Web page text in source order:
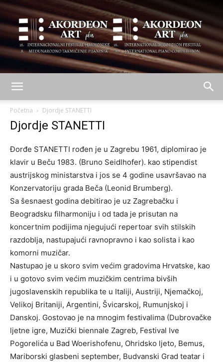
plus
Početna Djordje STANETTI
Djordje STANETTI
Đorđe STANETTI rođen je u Zagrebu 1961, diplomirao je
klavir u Beču 1983. (Bruno Seidlhofer). kao stipendist
austrijskog ministarstva i jos se 4 godine usavršavao na
Konzervatoriju grada Beča (Leonid Brumberg).
Sa šesnaest godina debitirao je uz Zagrebačku i
Beogradsku filharmoniju i od tada je prisutan na
koncertnim podijima njegujući repertoar svih stilskih
razdoblja, nastupajući ravnopravno i kao solista i kao
komorni muzičar.
Nastupao je u skoro svim većim gradovima Hrvatske, kao
i u gotovo svim većim muzičkim centrima bivših
jugoslavenskih republika te u Italiji, Austriji, Njemačkoj,
Velikoj Britaniji, Argentini, Švicarskoj, Rumunjskoj i
Danskoj. Gostovao je na mnogim festivalima (Dubrovačke
ljetne igre, Muzički biennale Zagreb, Festival Ive
Pogorelića u Bad Woerishofenu, Ohridsko ljeto, Bemus,
Mariborski glasbeni september, Budvanski Grad teatar i